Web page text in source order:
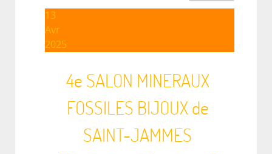
13
Avr
2025
4e SALON MINERAUX
FOSSILES BIJOUX de
SAINT-JAMMES